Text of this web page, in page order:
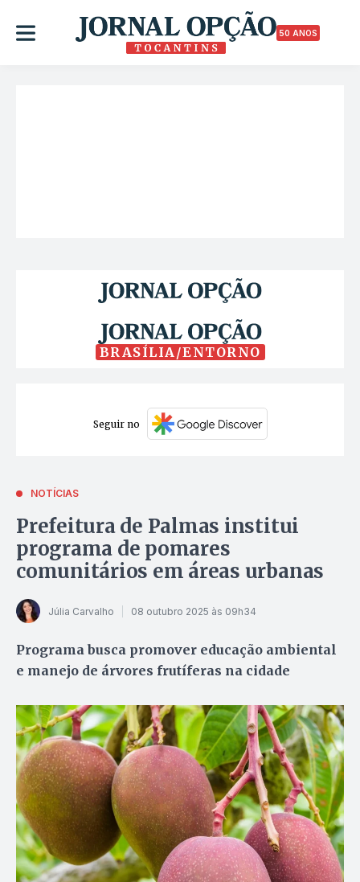
50 ANOS
BRASÍLIA/ENTORNO
Seguir no
NOTÍCIAS
Prefeitura de Palmas institui
programa de pomares
comunitários em áreas urbanas
Júlia Carvalho 08 outubro 2025 às 09h34
Programa busca promover educação ambiental
e manejo de árvores frutíferas na cidade